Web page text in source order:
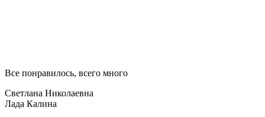
Все понравилось, всего много
Светлана Николаевна
Лада Калина